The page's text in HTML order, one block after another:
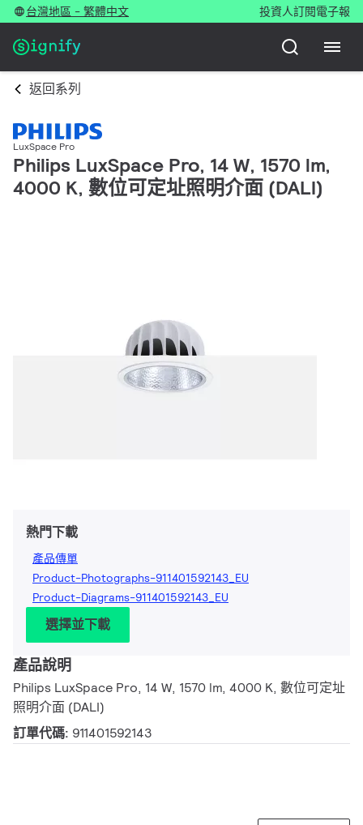
台灣地區 - 繁體中文 投資人訂閱電子報
返回系列
LuxSpace Pro
Philips LuxSpace Pro, 14 W, 1570 lm,
4000 K, 數位可定址照明介面 (DALI)
熱門下載
產品傳單
Product-Photographs-911401592143_EU
Product-Diagrams-911401592143_EU
選擇並下載
產品說明
Philips LuxSpace Pro, 14 W, 1570 lm, 4000 K, 數位可定址
照明介面 (DALI)
訂單代碼: 911401592143